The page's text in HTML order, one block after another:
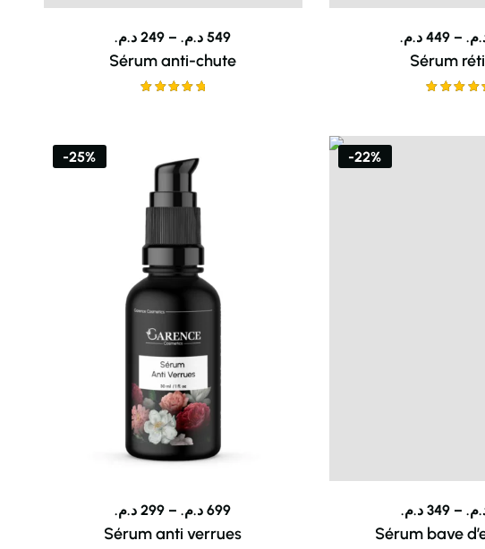
249 د.م. – 549 د.م.
Sérum anti-chute
449 د.م. –
Sérum
-25%
299 د.م. – 699 د.م.
Sérum anti verrues
-22%
349 د.م. –
Sérum bave